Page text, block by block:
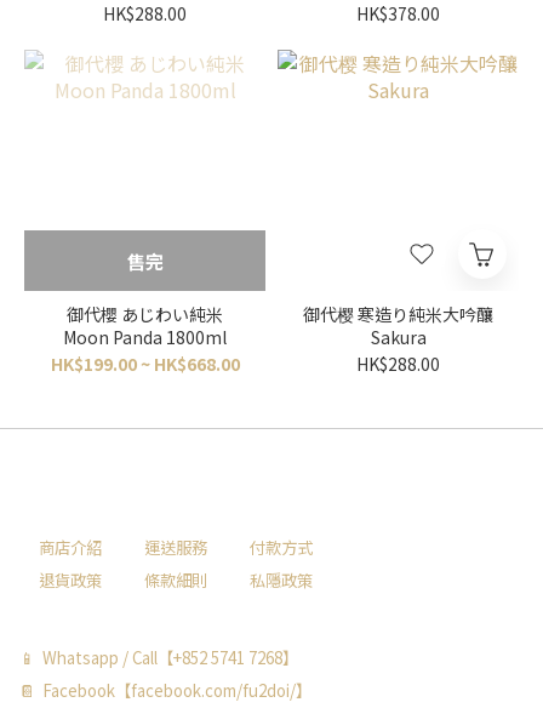
HK$288.00
HK$378.00
售完
御代櫻 あじわい純米
Moon Panda 1800ml
HK$199.00 ~ HK$668.00
御代樱 寒造り純米大吟釀
Sakura
HK$288.00
商店介紹 運送服務
付款方式
退貨政策
條款細則 私隱政策
📱 Whatsapp / Call【+852 5741 7268】
📔 Facebook【facebook.com/fu2doi/】